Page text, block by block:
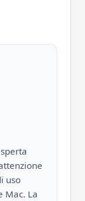
uso
Mac. La